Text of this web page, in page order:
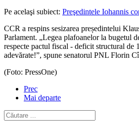
Pe acelaşi subiect: Preşedintele Iohannis
CCR a respins sesizarea președintelui
Parlament. „Legea plafoanelor la bugetul
respecte pactul fiscal - deficit structural de
adevărate!”, spune senatorul PNL Florin
(Foto: PressOne)
Prec
Mai departe